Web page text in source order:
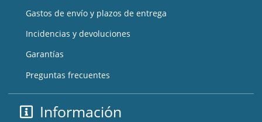
Gastos de envío y plazos de entrega
Incidencias y devoluciones
Garantías
Preguntas frecuentes
Información